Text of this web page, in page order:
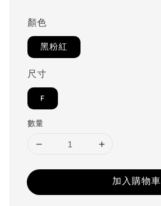
顏色
黑粉紅
尺寸
F
數量
加入購物車